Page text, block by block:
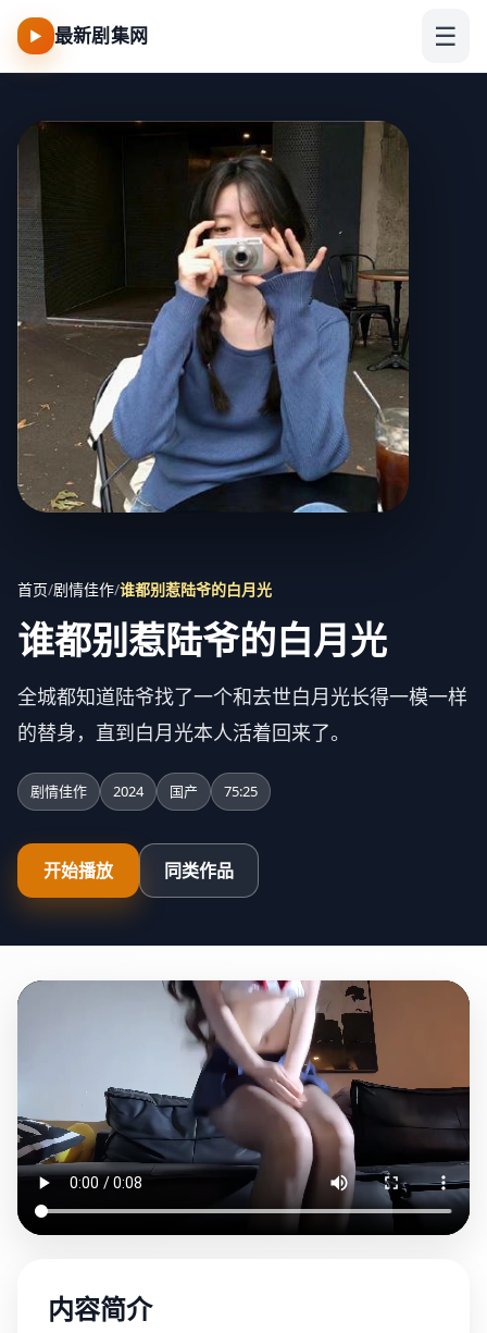
▶ 最新剧集网 ☰
首页/剧情佳作/谁都别惹陆爷的白月光
谁都别惹陆爷的白月光
全城都知道陆爷找了一个和去世白月光长得一模一样
的替身，直到白月光本人活着回来了。
剧情佳作 2024 国产 75:25
开始播放 同类作品
内容简介